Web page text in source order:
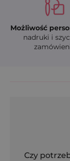
Możliwość
nadruki i
Czy